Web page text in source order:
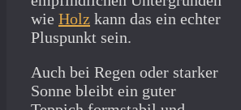
wie Holz kann das ein echter
Pluspunkt sein.
Auch bei Regen oder starker
Sonne bleibt ein guter